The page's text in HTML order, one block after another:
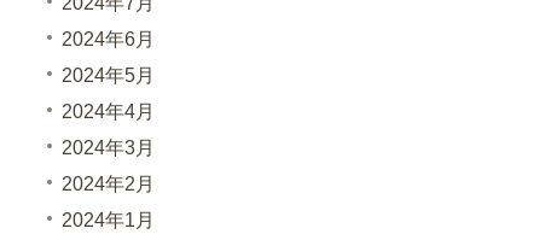
2024年6月
2024年5月
2024年4月
2024年3月
2024年2月
2024年1月